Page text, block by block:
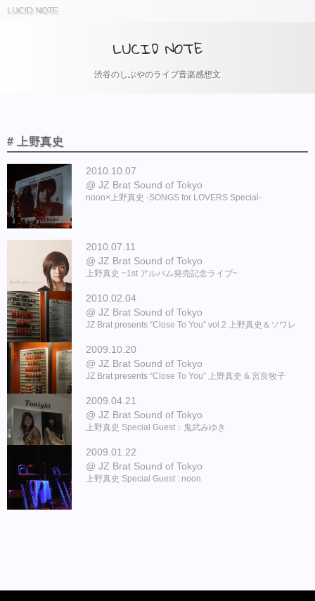
LUCID NOTE
LUCID NOTE
渋谷のしぶやのライブ音楽感想文
# 上野真史
2010.10.07
JZ Brat Sound of Tokyo
noon×上野真史 -SONGS for LOVERS Special-
2010.07.11
JZ Brat Sound of Tokyo
上野真史 ~1st アルバム発売記念ライブ~
2010.02.04
JZ Brat Sound of Tokyo
JZ Brat presents “Close To You” vol.2 上野真史＆ソワレ
2009.10.20
JZ Brat Sound of Tokyo
JZ Brat presents “Close To You” 上野真史 & 宮良牧子
2009.04.21
JZ Brat Sound of Tokyo
上野真史 Special Guest：鬼武みゆき
2009.01.22
JZ Brat Sound of Tokyo
上野真史 Special Guest : noon